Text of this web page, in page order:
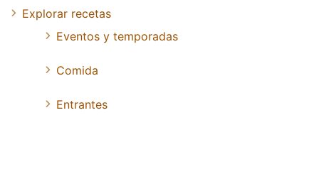
Explorar recetas
Eventos y temporadas
Comida
Entrantes